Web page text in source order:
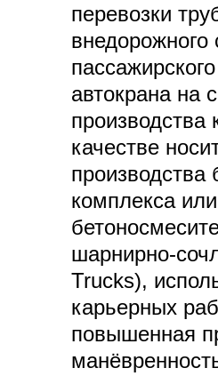
перевозки
внедорожного
автокрана на
производства
качестве
производства
комплекса
шарнирно-
Trucks),
карьерных
повышенная